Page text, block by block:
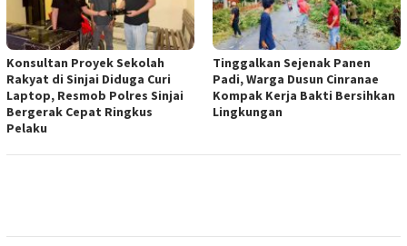
Konsultan Proyek Sekolah
Rakyat di Sinjai Diduga Curi
Laptop, Resmob Polres Sinjai
Bergerak Cepat Ringkus
Pelaku
Tinggalkan Sejenak Panen
Padi, Warga Dusun Cinranae
Kompak Kerja Bakti Bersihkan
Lingkungan